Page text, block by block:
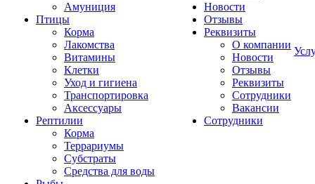
Амуниция
Птицы
Корма
Лакомства
Витамины
Клетки
Уход и гигиена
Транспортировка
Аксессуары
Рептилии
Корма
Террариумы
Субстраты
Средства для воды
Новости
Отзывы
Реквизиты
О компании
Новости
Отзывы
Реквизиты
Сотрудники
Вакансии
Сотрудники